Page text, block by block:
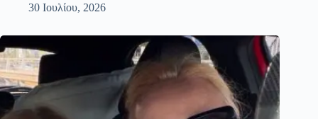
30 Ιουλίου, 2026